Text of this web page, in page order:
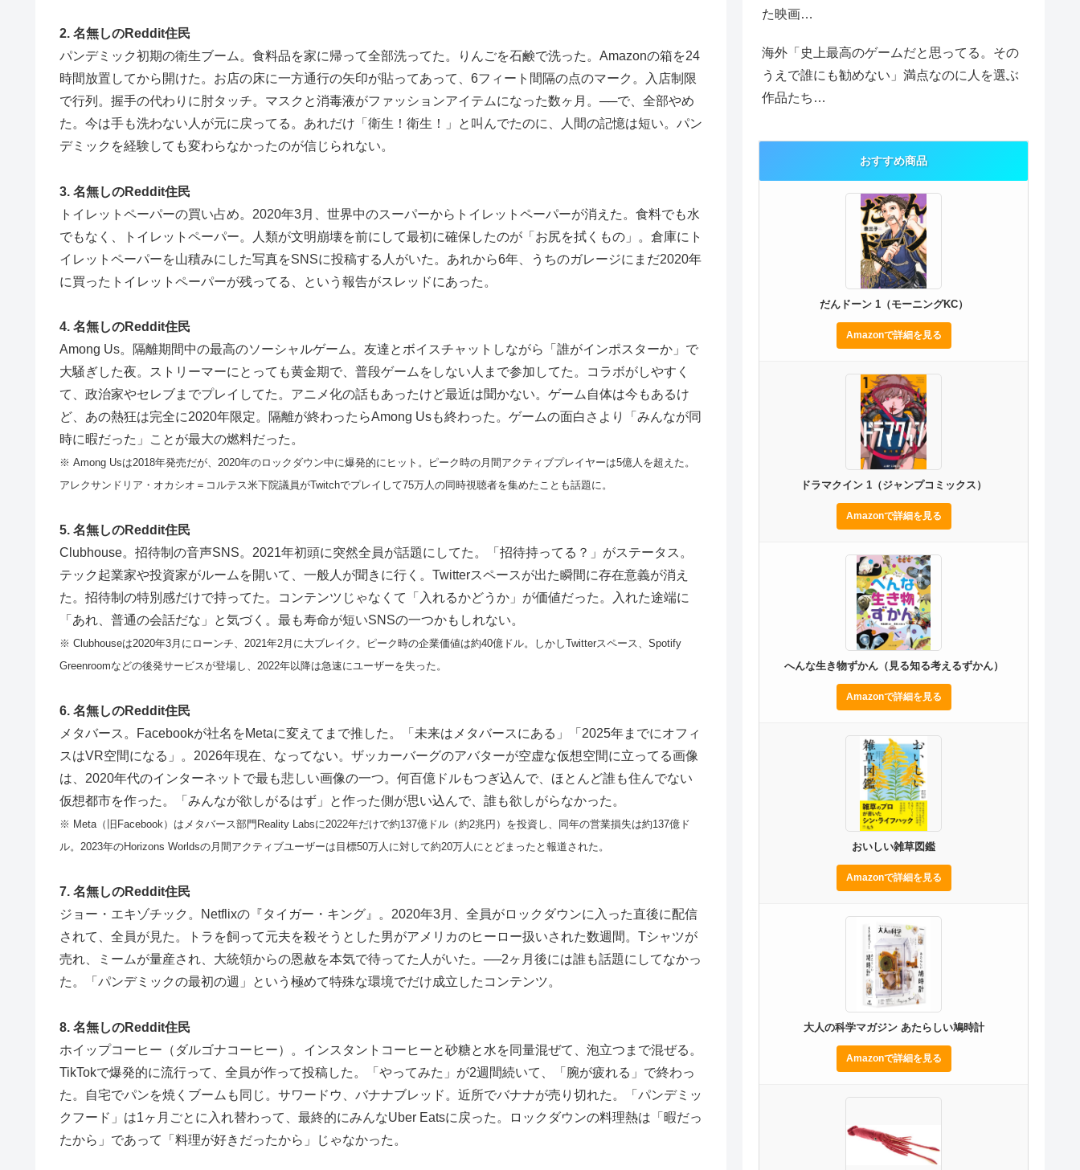
2. 名無しのReddit住民
パンデミック初期の衛生ブーム。食料品を家に帰って全部洗ってた。りんごを石鹸で洗った。Amazonの箱を24
時間放置してから開けた。お店の床に一方通行の矢印が貼ってあって、6フィート間隔の点のマーク。入店制限
で行列。握手の代わりに肘タッチ。マスクと消毒液がファッションアイテムになった数ヶ月。──で、全部やめ
た。今は手も洗わない人が元に戻ってる。あれだけ「衛生！衛生！」と叫んでたのに、人間の記憶は短い。パン
デミックを経験しても変わらなかったのが信じられない。
3. 名無しのReddit住民
トイレットペーパーの買い占め。2020年3月、世界中のスーパーからトイレットペーパーが消えた。食料でも水
でもなく、トイレットペーパー。人類が文明崩壊を前にして最初に確保したのが「お尻を拭くもの」。倉庫にト
イレットペーパーを山積みにした写真をSNSに投稿する人がいた。あれから6年、うちのガレージにまだ2020年
に買ったトイレットペーパーが残ってる、という報告がスレッドにあった。
4. 名無しのReddit住民
Among Us。隔離期間中の最高のソーシャルゲーム。友達とボイスチャットしながら「誰がインポスターか」で
大騒ぎした夜。ストリーマーにとっても黄金期で、普段ゲームをしない人まで参加してた。コラボがしやすく
て、政治家やセレブまでプレイしてた。アニメ化の話もあったけど最近は聞かない。ゲーム自体は今もあるけ
ど、あの熱狂は完全に2020年限定。隔離が終わったらAmong Usも終わった。ゲームの面白さより「みんなが同
時に暇だった」ことが最大の燃料だった。
※ Among Usは2018年発売だが、2020年のロックダウン中に爆発的にヒット。ピーク時の月間アクティブプレイヤーは5億人を超えた。
アレクサンドリア・オカシオ＝コルテス米下院議員がTwitchでプレイして75万人の同時視聴者を集めたことも話題に。
5. 名無しのReddit住民
Clubhouse。招待制の音声SNS。2021年初頭に突然全員が話題にしてた。「招待持ってる？」がステータス。
テック起業家や投資家がルームを開いて、一般人が聞きに行く。Twitterスペースが出た瞬間に存在意義が消え
た。招待制の特別感だけで持ってた。コンテンツじゃなくて「入れるかどうか」が価値だった。入れた途端に
「あれ、普通の会話だな」と気づく。最も寿命が短いSNSの一つかもしれない。
※ Clubhouseは2020年3月にローンチ、2021年2月に大ブレイク。ピーク時の企業価値は約40億ドル。しかしTwitterスペース、Spotify
Greenroomなどの後発サービスが登場し、2022年以降は急速にユーザーを失った。
6. 名無しのReddit住民
メタバース。Facebookが社名をMetaに変えてまで推した。「未来はメタバースにある」「2025年までにオフィ
スはVR空間になる」。2026年現在、なってない。ザッカーバーグのアバターが空虚な仮想空間に立ってる画像
は、2020年代のインターネットで最も悲しい画像の一つ。何百億ドルもつぎ込んで、ほとんど誰も住んでない
仮想都市を作った。「みんなが欲しがるはず」と作った側が思い込んで、誰も欲しがらなかった。
※ Meta（旧Facebook）はメタバース部門Reality Labsに2022年だけで約137億ドル（約2兆円）を投資し、同年の営業損失は約137億ド
ル。2023年のHorizons Worldsの月間アクティブユーザーは目標50万人に対して約20万人にとどまったと報道された。
7. 名無しのReddit住民
ジョー・エキゾチック。Netflixの『タイガー・キング』。2020年3月、全員がロックダウンに入った直後に配信
されて、全員が見た。トラを飼って元夫を殺そうとした男がアメリカのヒーロー扱いされた数週間。Tシャツが
売れ、ミームが量産され、大統領からの恩赦を本気で待ってた人がいた。──2ヶ月後には誰も話題にしてなかっ
た。「パンデミックの最初の週」という極めて特殊な環境でだけ成立したコンテンツ。
8. 名無しのReddit住民
ホイップコーヒー（ダルゴナコーヒー）。インスタントコーヒーと砂糖と水を同量混ぜて、泡立つまで混ぜる。
TikTokで爆発的に流行って、全員が作って投稿した。「やってみた」が2週間続いて、「腕が疲れる」で終わっ
た。自宅でパンを焼くブームも同じ。サワードウ、バナナブレッド。近所でバナナが売り切れた。「パンデミッ
クフード」は1ヶ月ごとに入れ替わって、最終的にみんなUber Eatsに戻った。ロックダウンの料理熱は「暇だっ
たから」であって「料理が好きだったから」じゃなかった。
た映画…
海外「史上最高のゲームだと思ってる。その
うえで誰にも勧めない」満点なのに人を選ぶ
作品たち…
おすすめ商品
だんドーン 1（モーニングKC）
Amazonで詳細を見る
ドラマクイン 1（ジャンプコミックス）
Amazonで詳細を見る
へんな生き物ずかん（見る知る考えるずかん）
Amazonで詳細を見る
おいしい雑草図鑑
Amazonで詳細を見る
大人の科学マガジン あたらしい鳩時計
Amazonで詳細を見る